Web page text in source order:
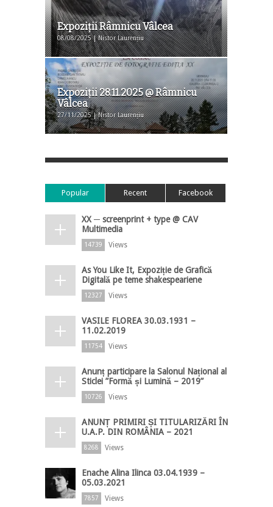
Expoziţii Râmnicu Vâlcea
08/08/2025 | Nistor Laurențiu
Expoziţii 28.11.2025 @ Râmnicu
Vâlcea
27/11/2025 | Nistor Laurențiu
Popular Recent Facebook
XX ─ screenprint + type @ CAV
Multimedia
14739 Views
As You Like It, Expoziție de Grafică
Digitală pe teme shakespeariene
12327 Views
VASILE FLOREA 30.03.1931 –
11.02.2019
11754 Views
Anunț participare la Salonul Național al
Sticlei ”Formă și Lumină – 2019”
10726 Views
ANUNȚ PRIMIRI ȘI TITULARIZĂRI ÎN
U.A.P. DIN ROMÂNIA – 2021
8268 Views
Enache Alina Ilinca 03.04.1939 –
05.03.2021
7857 Views